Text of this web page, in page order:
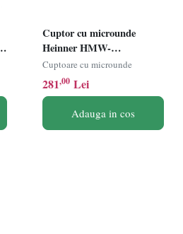
Cuptor cu microunde
Heinner HMW-
MD20MWH, 20L, Control
mecanic, 700W, Alb
Cuptoare cu microunde
281,00 Lei
Adauga in cos